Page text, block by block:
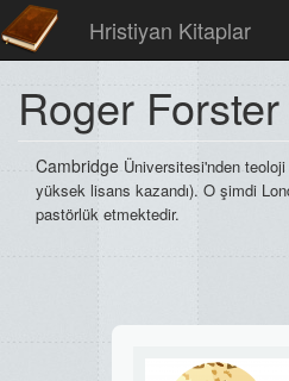
Hristiyan Kitaplar
Roger Forster
Cambridge Üniversitesi'nden
yüksek lisans kazandı). O şimdi
pastörlük etmektedir.